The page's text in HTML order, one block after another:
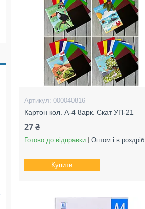
000040816
Картон кол. А-4 8арк. Скат УП-21
27 ₴
Готово до відправки Оптом і в роздріб
Купити